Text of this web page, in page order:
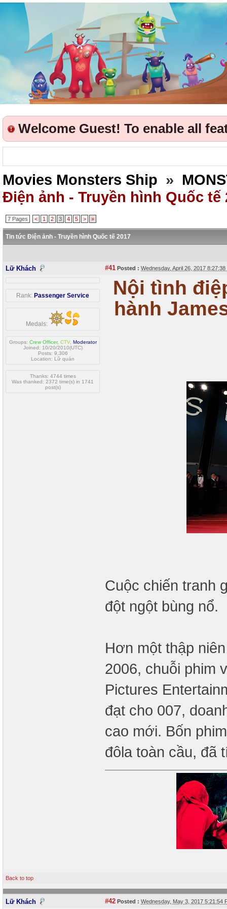
Welcome Guest! To enable all
Movies Monsters Ship »
Điện ảnh - Truyền hình Quốc tế
7 Pages < 1 2 3 4 5 > »
Tin tức Điện ảnh - Truyền hình Quốc tế 2017
Lữ Khách #41 Posted : Wednesday, April 26, 2017
Rank: Passenger Service
Medals:
Groups: Crew Officer, CTV, Moderator
Joined: 10/20/2010(UTC)
Posts: 9,306
Location: Lữ quán
Thanks: 4744 times
Was thanked: 2372 time(s) in 1741
post(s)
Nội tình
hành
Cuộc chiến tranh
đột ngột bùng nổ.
Hơn một thập
2006, chuỗi phim
Pictures
đạt cho 007,
cao mới. Bốn
đôla toàn cầu, đã
Back to top
Lữ Khách #42 Posted : Wednesday, May 3, 2017 5:21:54